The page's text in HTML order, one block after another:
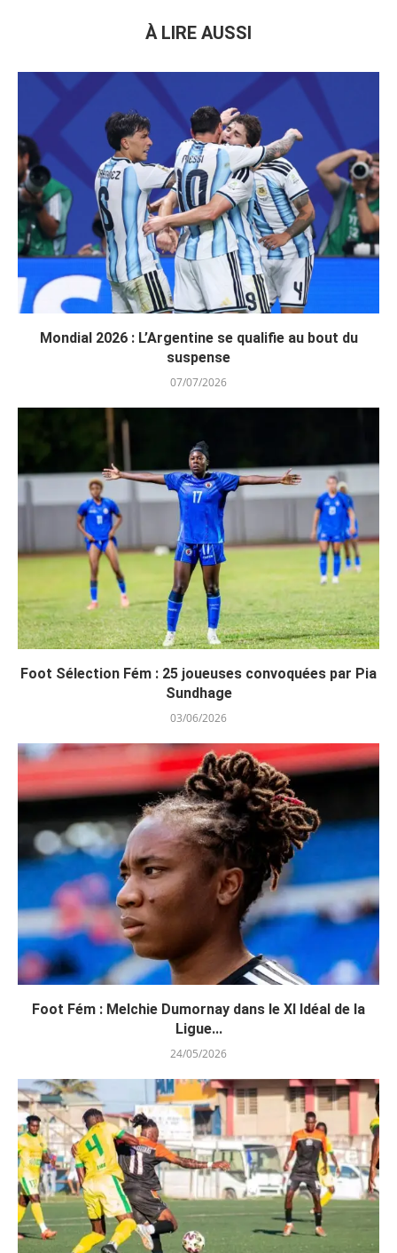
À LIRE AUSSI
Mondial 2026 : L’Argentine se qualifie au bout du
suspense
07/07/2026
Foot Sélection Fém : 25 joueuses convoquées par Pia
Sundhage
03/06/2026
Foot Fém : Melchie Dumornay dans le XI Idéal de la
Ligue...
24/05/2026